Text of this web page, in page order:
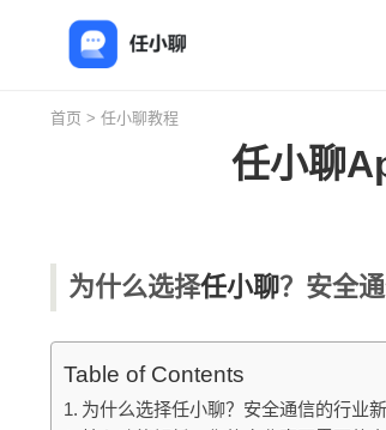
首页 > 任小聊教程
任小聊
为什么选择任小聊？安全
Table of Contents
为什么选择任小聊？安全通信的行业